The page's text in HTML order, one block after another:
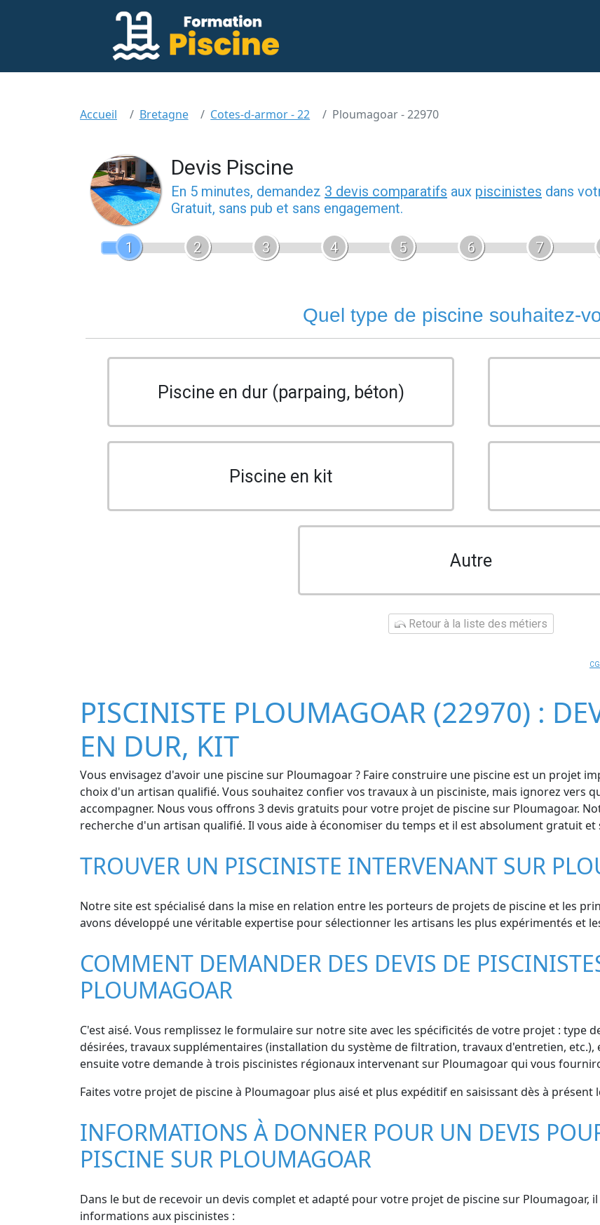
Accueil Bretagne Cotes-d-armor - 22 Ploumagoar - 22970
Devis Piscine
En 5 minutes, demandez 3 devis comparatifs aux piscinistes dans
Gratuit, sans pub et sans engagement.
1 2 3 4 5 6 7
Quel type de piscine souhaitez-
Piscine en dur (parpaing, béton)
Piscine en kit
Autre
Retour à la liste des métiers
PISCINISTE PLOUMAGOAR (22970) :
EN DUR, KIT
Vous envisagez d'avoir une piscine sur Ploumagoar ? Faire construire une piscine est un projet
choix d'un artisan qualifié. Vous souhaitez confier vos travaux à un pisciniste, mais ignorez vers
accompagner. Nous vous offrons 3 devis gratuits pour votre projet de piscine sur Ploumagoar.
recherche d'un artisan qualifié. Il vous aide à économiser du temps et il est absolument gratuit et
TROUVER UN PISCINISTE INTERVENANT SUR
Notre site est spécialisé dans la mise en relation entre les porteurs de projets de piscine et les
avons développé une véritable expertise pour sélectionner les artisans les plus expérimentés et
COMMENT DEMANDER DES DEVIS DE
PLOUMAGOAR
C'est aisé. Vous remplissez le formulaire sur notre site avec les spécificités de votre projet : type
désirées, travaux supplémentaires (installation du système de filtration, travaux d'entretien,
ensuite votre demande à trois piscinistes régionaux intervenant sur Ploumagoar qui vous
Faites votre projet de piscine à Ploumagoar plus aisé et plus expéditif en saisissant dès à
INFORMATIONS À DONNER POUR UN DEVIS
PISCINE SUR PLOUMAGOAR
Dans le but de recevoir un devis complet et adapté pour votre projet de piscine sur Ploumagoar,
informations aux piscinistes :